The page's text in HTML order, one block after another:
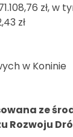
zł, w
zł
w Koninie
ze
Rozwoju